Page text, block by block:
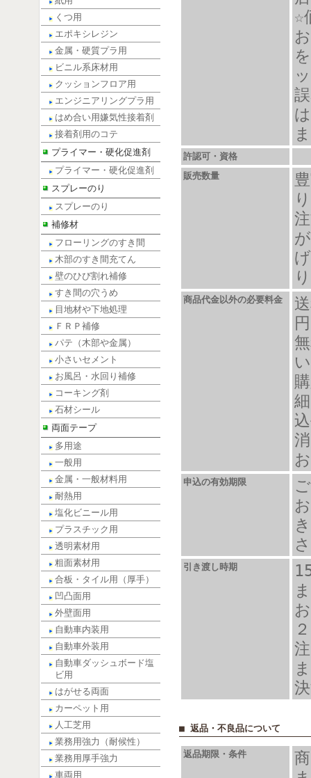
くつ用
エポキシレジン
金属・硬質プラ用
ビニル系床材用
クッションフロア用
エンジニアリングプラ用
はめ合い用嫌気性接着剤
接着剤用のコテ
プライマー・硬化促進剤
プライマー・硬化促進剤
スプレーのり
スプレーのり
補修材
フローリングのすき間
木部のすき間充てん
壁のひび割れ補修
すき間の穴うめ
目地材や下地処理
ＦＲＰ補修
パテ（木部や金属）
小さいセメント
お風呂・水回り補修
コーキング剤
石材シール
両面テープ
多用途
一般用
金属・一般材料用
耐熱用
塩化ビニール用
プラスチック用
透明素材用
粗面素材用
合板・タイル用（厚手）
凹凸面用
外壁面用
自動車内装用
自動車外装用
自動車ダッシュボード塩
ビ用
はがせる両面
カーペット用
人工芝用
業務用強力（耐候性）
業務用厚手強力
車両用
☆
許認可・資格
販売数量
商品代金以外の必要料金
申込の有効期限
引き渡し時期
■ 返品・不良品について
返品期限・条件